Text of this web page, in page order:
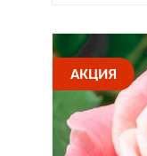
АКЦИЯ